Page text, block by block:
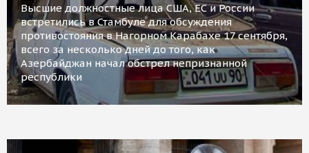
Высшие должностные лица США, ЕС и России
встретились в Стамбуле для обсуждения
противостояния в Нагорном Карабахе 17 сентября,
всего за несколько дней до того, как
Азербайджан начал обстрел непризнанной
республики